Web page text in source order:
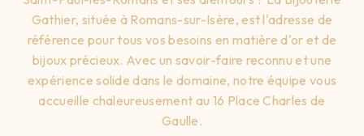
Gathier, située à Romans-sur-Isère, est l'adresse de
référence pour tous vos besoins en matière d'or et de
bijoux précieux. Avec un savoir-faire reconnu et une
expérience solide dans le domaine, notre équipe vous
accueille chaleureusement au 16 Place Charles de
Gaulle.